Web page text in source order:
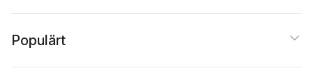
Populärt